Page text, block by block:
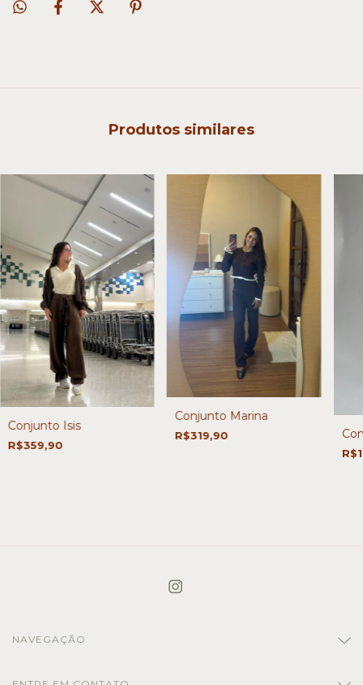
Produtos similares
Conjunto Isis
R$359,90
Conjunto Marina
R$319,90
NAVEGAÇÃO